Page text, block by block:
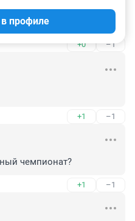
пмр-юо-лднр и
+0 –1
профиле
+1 –1
чемпионат?
+1 –1